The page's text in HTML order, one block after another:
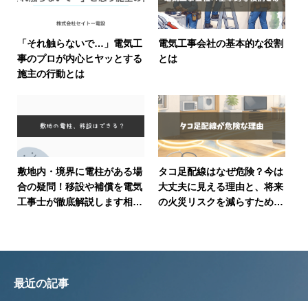
「それ触らないで…」電気工
事のプロが内心ヒヤッとする
施主の行動とは
電気工事会社の基本的な役割
とは
敷地内・境界に電柱がある場
合の疑問！移設や補償を電気
工事士が徹底解説します相談
タコ足配線はなぜ危険？今は
大丈夫に見える理由と、将来
の火災リスクを減らすための
最近の記事